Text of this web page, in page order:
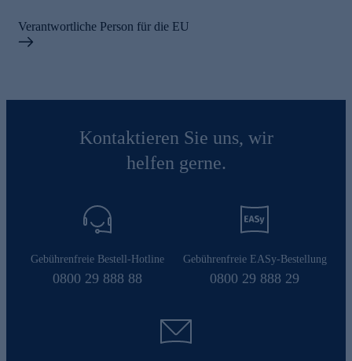
Verantwortliche Person für die EU
Kontaktieren Sie uns, wir
helfen gerne.
Gebührenfreie Bestell-Hotline
0800 29 888 88
Gebührenfreie EASy-Bestellung
0800 29 888 29